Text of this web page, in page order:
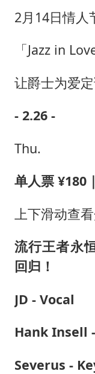
2月14日情人
「Jazz in
让爵士为爱
- 2.26 -
Thu.
单人票 ¥180
上下滑动查
流行王者永
回归！
JD - Vocal
Hank Insell
Severus -